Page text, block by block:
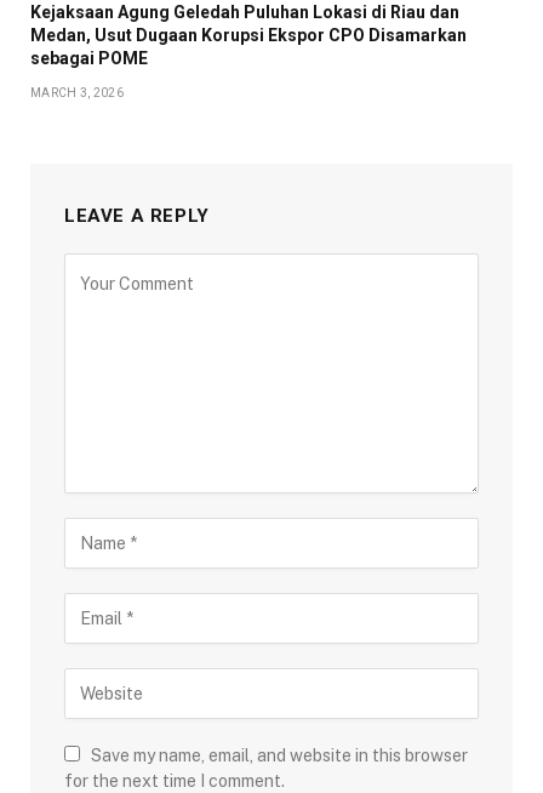
Kejaksaan Agung Geledah Puluhan Lokasi di Riau dan
Medan, Usut Dugaan Korupsi Ekspor CPO Disamarkan
sebagai POME
MARCH 3, 2026
LEAVE A REPLY
Save my name, email, and website in this browser
for the next time I comment.